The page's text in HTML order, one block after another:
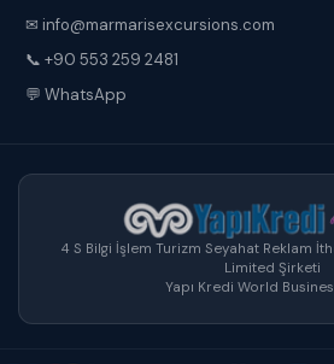
✉ info@marmarisexcursions.com
📞 +90 553 259 2481
💬 WhatsApp
4 S Bilgi İşlem Turizm Seyahat Reklam
Limited Şirketi
Yapı Kredi World